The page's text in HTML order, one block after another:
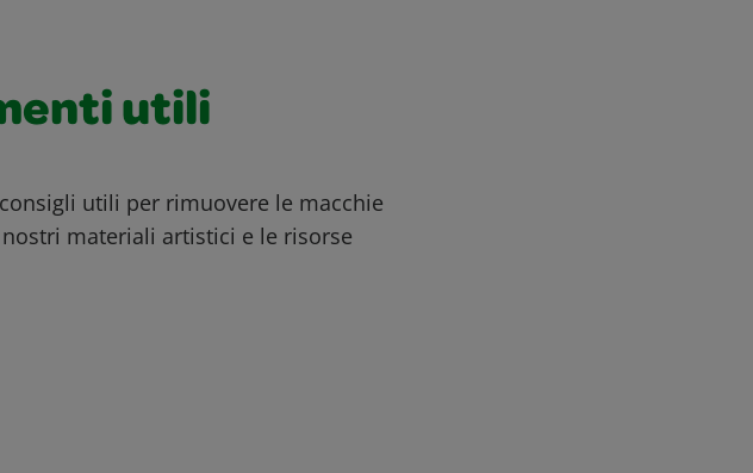
utili
utili per rimuovere le macchie
materiali artistici e le risorse